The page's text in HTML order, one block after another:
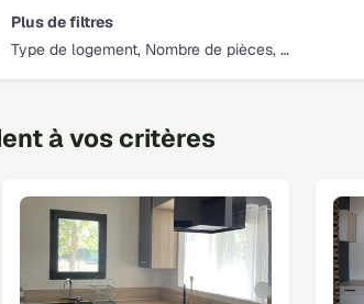
Plus de filtres
Type de logement, Nombre de pièces, …
à vos critères